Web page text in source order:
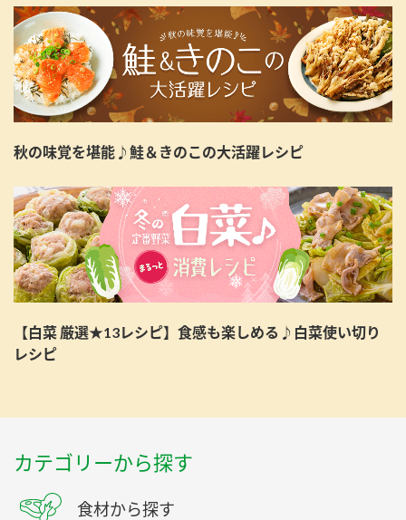
秋の味覚を堪能♪鮭＆きのこの大活躍レシピ
【白菜 厳選★13レシピ】食感も楽しめる♪白菜使い切り
レシピ
カテゴリーから探す
食材から探す